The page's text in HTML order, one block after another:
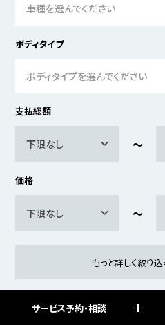
車種を選んでください
ボディタイプ
ボディタイプを選んでください
支払総額
下限なし
価格
下限なし
もっと詳しく絞り
検索
サービス予約・相談